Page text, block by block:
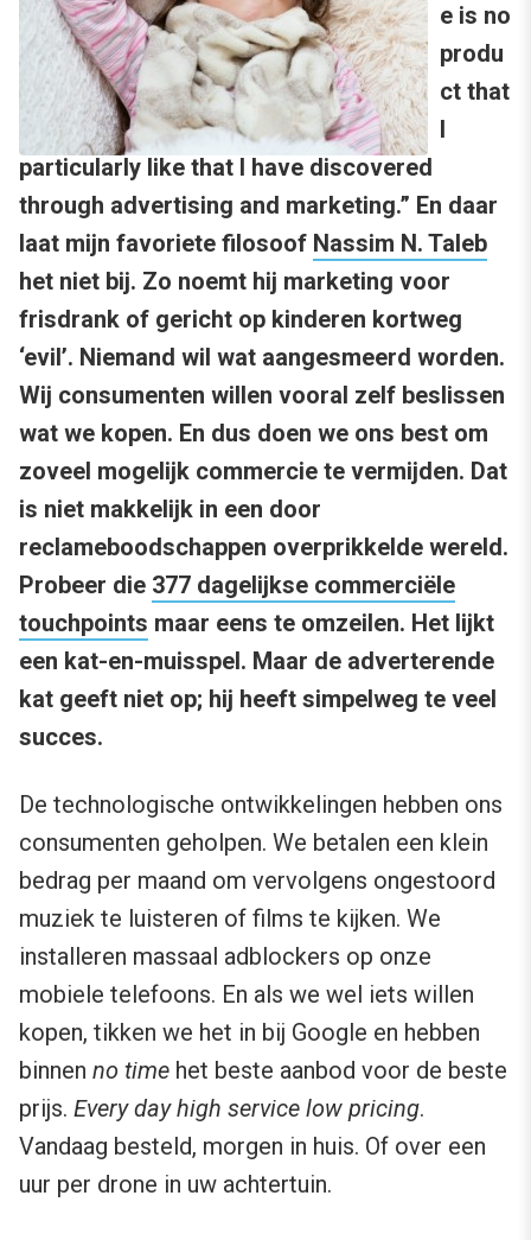
e is no
produ
ct that
I
particularly like that I have discovered
through advertising and marketing.” En daar
laat mijn favoriete filosoof Nassim N. Taleb
het niet bij. Zo noemt hij marketing voor
frisdrank of gericht op kinderen kortweg
‘evil’. Niemand wil wat aangesmeerd worden.
Wij consumenten willen vooral zelf beslissen
wat we kopen. En dus doen we ons best om
zoveel mogelijk commercie te vermijden. Dat
is niet makkelijk in een door
reclameboodschappen overprikkelde wereld.
Probeer die 377 dagelijkse commerciële
touchpoints maar eens te omzeilen. Het lijkt
een kat-en-muisspel. Maar de adverterende
kat geeft niet op; hij heeft simpelweg te veel
succes.
De technologische ontwikkelingen hebben ons
consumenten geholpen. We betalen een klein
bedrag per maand om vervolgens ongestoord
muziek te luisteren of films te kijken. We
installeren massaal adblockers op onze
mobiele telefoons. En als we wel iets willen
kopen, tikken we het in bij Google en hebben
binnen no time het beste aanbod voor de beste
prijs. Every day high service low pricing.
Vandaag besteld, morgen in huis. Of over een
uur per drone in uw achtertuin.